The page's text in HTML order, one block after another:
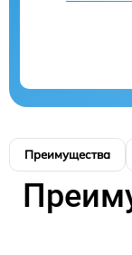
Преимущества